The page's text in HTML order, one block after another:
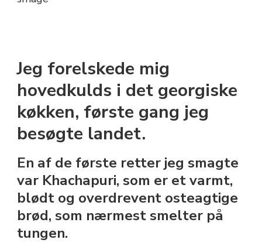
Jeg forelskede mig
hovedkulds i det georgiske
køkken, første gang jeg
besøgte landet.
En af de første retter jeg smagte
var Khachapuri, som er et varmt,
blødt og overdrevent osteagtige
brød, som nærmest smelter på
tungen.